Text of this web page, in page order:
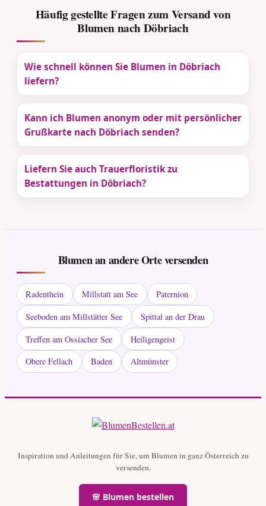
Häufig gestellte Fragen zum Versand von
Blumen nach Döbriach
Wie schnell können Sie Blumen in Döbriach
liefern?
Kann ich Blumen anonym oder mit persönlicher
Grußkarte nach Döbriach senden?
Liefern Sie auch Trauerfloristik zu
Bestattungen in Döbriach?
Blumen an andere Orte versenden
Radenthein Millstatt am See
Paternion
Seeboden am Millstätter See
Spittal an der Drau
Treffen am Ossiacher See
Heiligengeist
Obere Fellach
Baden Altmünster
Inspiration und Anleitungen für Sie, um Blumen in ganz Österreich zu
versenden.
🌸 Blumen bestellen